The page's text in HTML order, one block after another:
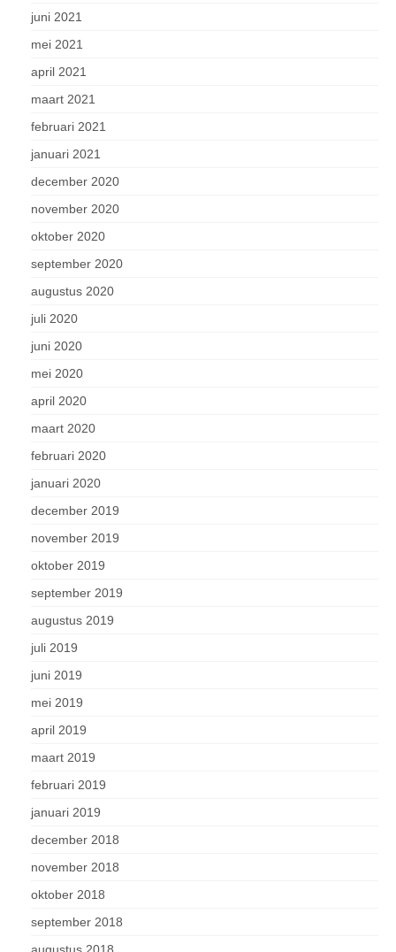
juni 2021
mei 2021
april 2021
maart 2021
februari 2021
januari 2021
december 2020
november 2020
oktober 2020
september 2020
augustus 2020
juli 2020
juni 2020
mei 2020
april 2020
maart 2020
februari 2020
januari 2020
december 2019
november 2019
oktober 2019
september 2019
augustus 2019
juli 2019
juni 2019
mei 2019
april 2019
maart 2019
februari 2019
januari 2019
december 2018
november 2018
oktober 2018
september 2018
augustus 2018